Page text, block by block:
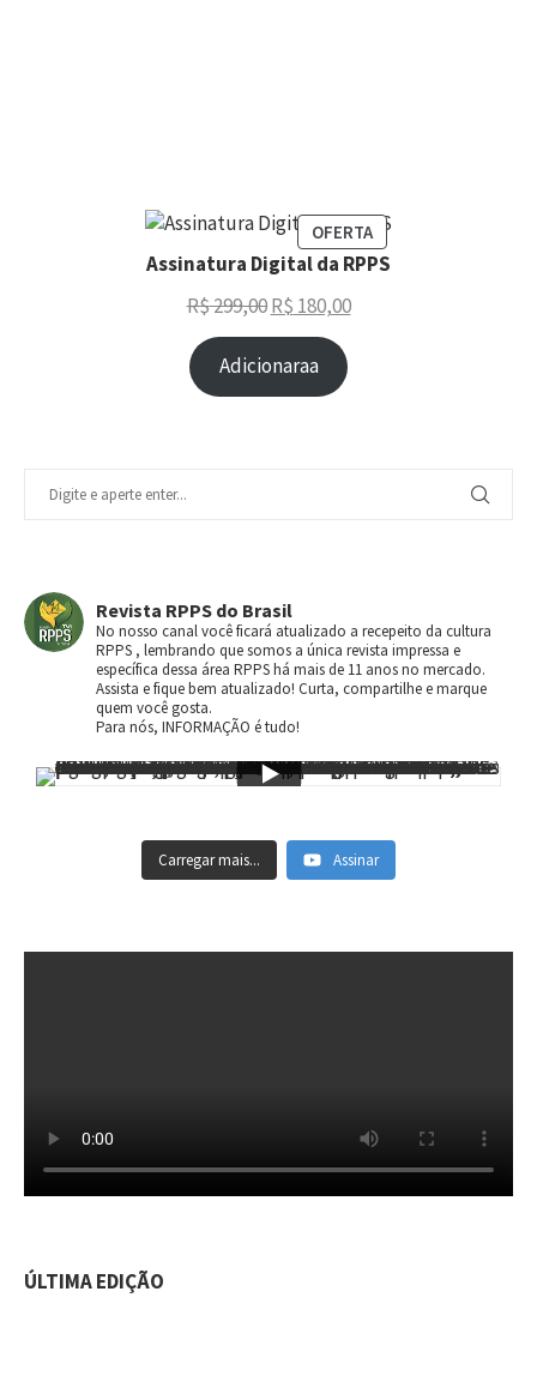
OFERTA
Assinatura Digital da RPPS
R$299,00 R$ 180,00
Adicionaraa
Revista RPPS do Brasil
No nosso canal você ficará atualizado a recepeito da cultura
RPPS , lembrando que somos a única revista impressa e
específica dessa área RPPS há mais de 11 anos no mercado.
Assista e fique bem atualizado! Curta, compartilhe e marque
quem você gosta.
Para nós, INFORMAÇÃO é tudo!
Carregar mais... Assinar
ÚLTIMA EDIÇÃO